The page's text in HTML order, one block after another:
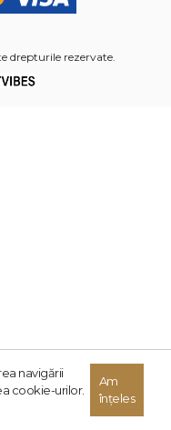
drepturile rezervate.
navigării
cookie-urilor.
Am
înțeles